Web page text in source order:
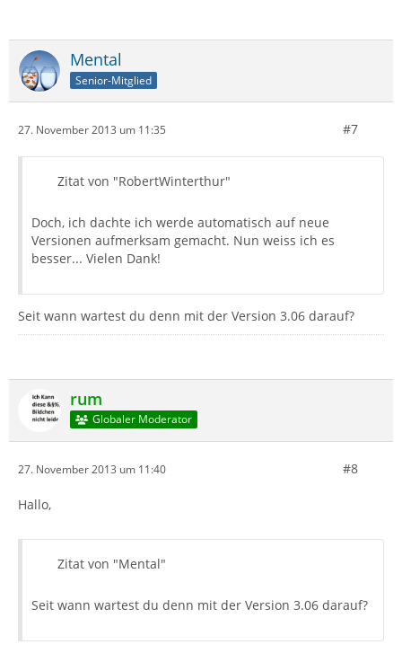
Mental
Senior-Mitglied
27. November 2013 um 11:35 #7
Zitat von "RobertWinterthur"
Doch, ich dachte ich werde automatisch auf neue
Versionen aufmerksam gemacht. Nun weiss ich es
besser... Vielen Dank!
Seit wann wartest du denn mit der Version 3.06 darauf?
rum
Globaler Moderator
27. November 2013 um 11:40 #8
Hallo,
Zitat von "Mental"
Seit wann wartest du denn mit der Version 3.06 darauf?